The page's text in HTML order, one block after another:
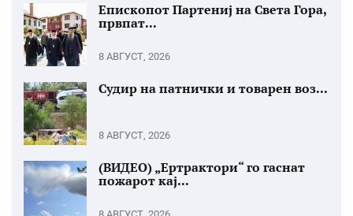
Епископот Партениј на Света Гора,
првпат...
8 АВГУСТ, 2026
Судир на патнички и товарен воз...
8 АВГУСТ, 2026
(ВИДЕО) „Ертрактори“ го гаснат
пожарот кај...